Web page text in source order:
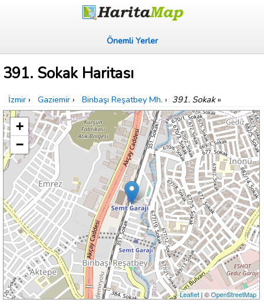
Önemli Yerler
391. Sokak Haritası
İzmir › Gaziemir › Binbaşı Reşatbey Mh. › 391. Sokak»
+
−
Leaflet| ©OpenStreetMap